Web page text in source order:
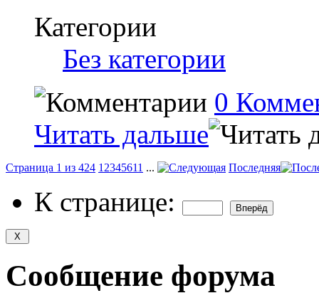
Категории
Без категории
0
Читать дальше
Страница 1 из 424 1 2345611 ... Последняя
К странице:
Сообщение форума